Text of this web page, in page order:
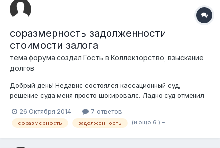
соразмерность задолженности
стоимости залога
тема форума создал Гость в Коллекторство, взыскание
долгов
Добрый день! Недавно состоялся кассационный суд,
решение суда меня просто шокировало. Ладно суд отменил
взыскании в судебном порядке, он еще и отменил в
обращении взыскании на залог указав что сумма
26 Октября 2014 7 ответов
соразмерность задолженность (и еще 6 )